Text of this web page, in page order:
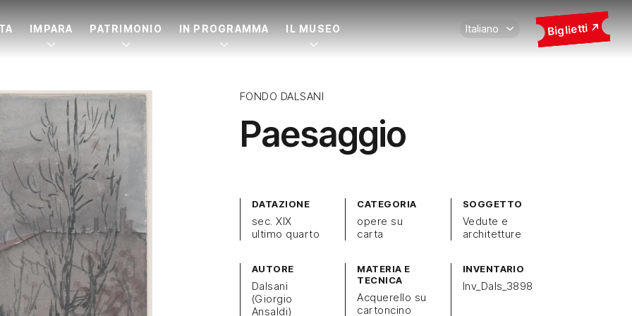
IMPARA PATRIMONIO IN PROGRAMMA IL MUSEO Biglietti
FONDO DALSANI
Paesaggio
DATAZIONE
sec. XIX
ultimo quarto
CATEGORIA
opere su
carta
SOGGETTO
Vedute e
architetture
AUTORE
Dalsani
(Giorgio
Ansaldi)
MATERIA E
TECNICA
Acquerello su
cartoncino
INVENTARIO
Inv_Dals_3898